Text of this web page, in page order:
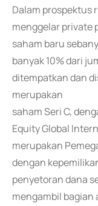
Dalam prospektus
menggelar private
saham baru
banyak 10% dari
ditempatkan dan
merupakan
saham Seri C,
Equity Global
merupakan
dengan
penyetoran dana
mengambil bagian